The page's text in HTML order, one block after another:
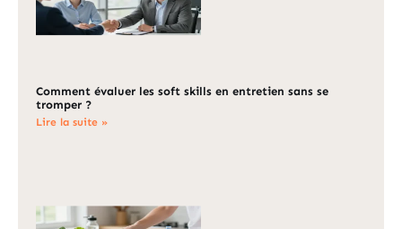
Comment évaluer les soft skills en entretien sans se
tromper ?
Lire la suite »